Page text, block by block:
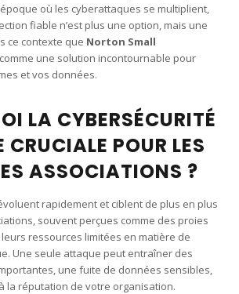
où les cyberattaques se multiplient,
fiable n’est plus une option, mais une
ce contexte que Norton Small
comme une solution incontournable pour
et vos données.
LA CYBERSÉCURITÉ
CRUCIALE POUR LES
ASSOCIATIONS ?
rapidement et ciblent de plus en plus
souvent perçues comme des proies
ressources limitées en matière de
Une seule attaque peut entraîner des
une fuite de données sensibles,
la réputation de votre organisation.